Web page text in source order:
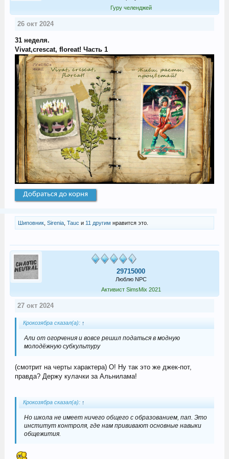
Гуру челенджей
26 окт 2024
31 неделя.
Vivat,crescat, floreat! Часть 1
Добраться до корня
Шиповник, Sirenia, Tauc и 11 другим нравится это.
29715000
Люблю NPC
Активист SimsMix 2021
27 окт 2024
Крокозябра сказал(а): ↑
Али от огорчения и вовсе решил податься в модную
молодёжную субкультуру
(смотрит на черты характера) О! Ну так это же джек-пот,
правда? Держу кулачки за Альнилама!
Крокозябра сказал(а): ↑
Но школа не имеет ничего общего с образованием, пап. Это
институт контроля, где нам прививают основные навыки
общежития.